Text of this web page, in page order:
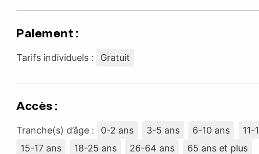
Paiement :
Tarifs individuels : Gratuit
Accès :
Tranche(s) d’âge : 0-2 ans 3-5 ans 6-10 ans
11-
15-17 ans
18-25 ans 26-64 ans 65 ans et plus